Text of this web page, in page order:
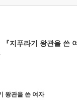
『지푸라기 왕관을 쓴
왕관을 쓴 여자